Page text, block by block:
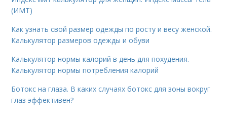
(ИМТ)
Как узнать свой размер одежды по росту и весу женской.
Калькулятор размеров одежды и обуви
Калькулятор нормы калорий в день для похудения.
Калькулятор нормы потребления калорий
Ботокс на глаза. В каких случаях ботокс для зоны вокруг
глаз эффективен?